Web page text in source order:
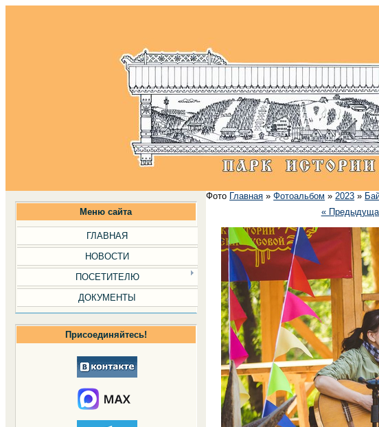
Меню сайта
ГЛАВНАЯ
НОВОСТИ
ПОСЕТИТЕЛЮ
ДОКУМЕНТЫ
Присоединяйтесь!
Фото Главная »Фотоальбом »2023 »
«